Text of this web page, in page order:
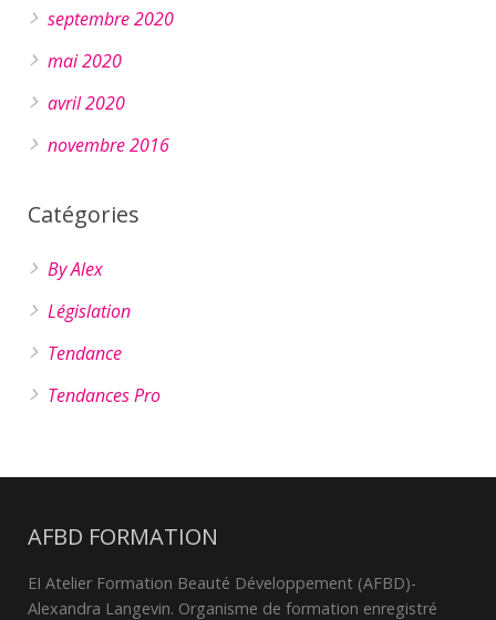
septembre 2020
mai 2020
avril 2020
novembre 2016
Catégories
By Alex
Législation
Tendance
Tendances Pro
AFBD FORMATION
EI Atelier Formation Beauté Développement (AFBD)-
Alexandra Langevin. Organisme de formation enregistré